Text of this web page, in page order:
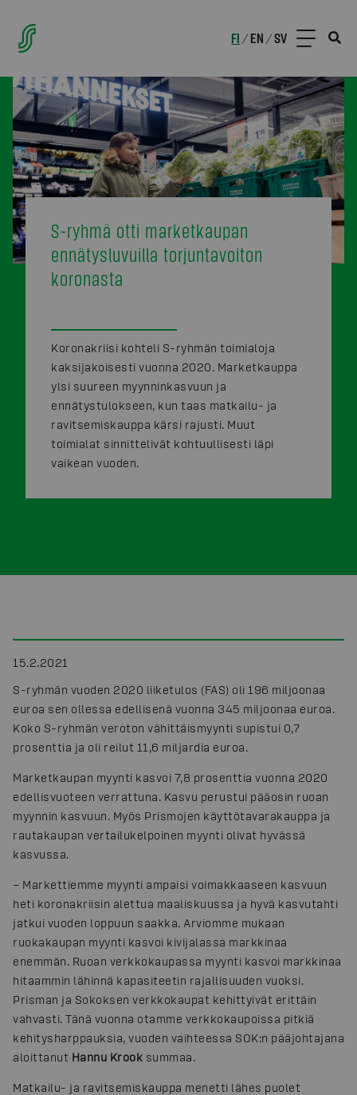
FI /EN /SV
S-ryhmä otti marketkaupan
ennätysluvuilla torjuntavoiton
koronasta
Koronakriisi kohteli S-ryhmän toimialoja
kaksijakoisesti vuonna 2020. Marketkauppa
ylsi suureen myynninkasvuun ja
ennätystulokseen, kun taas matkailu- ja
ravitsemiskauppa kärsi rajusti. Muut
toimialat sinnittelivät kohtuullisesti läpi
vaikean vuoden.
15.2.2021
S-ryhmän vuoden 2020 liiketulos (FAS) oli 196 miljoonaa
euroa sen ollessa edellisenä vuonna 345 miljoonaa euroa.
Koko S-ryhmän veroton vähittäismyynti supistui 0,7
prosenttia ja oli reilut 11,6 miljardia euroa.
Marketkaupan myynti kasvoi 7,8 prosenttia vuonna 2020
edellisvuoteen verrattuna. Kasvu perustui pääosin ruoan
myynnin kasvuun. Myös Prismojen käyttötavarakauppa ja
rautakaupan vertailukelpoinen myynti olivat hyvässä
kasvussa.
– Markettiemme myynti ampaisi voimakkaaseen kasvuun
heti koronakriisin alettua maaliskuussa ja hyvä kasvutahti
jatkui vuoden loppuun saakka. Arviomme mukaan
ruokakaupan myynti kasvoi kivijalassa markkinaa
enemmän. Ruoan verkkokaupassa myynti kasvoi markkinaa
hitaammin lähinnä kapasiteetin rajallisuuden vuoksi.
Prisman ja Sokoksen verkkokaupat kehittyivät erittäin
vahvasti. Tänä vuonna otamme verkkokaupoissa pitkiä
kehitysharppauksia, vuoden vaihteessa SOK:n pääjohtajana
aloittanut Hannu Krook summaa.
Matkailu- ja ravitsemiskauppa menetti lähes puolet